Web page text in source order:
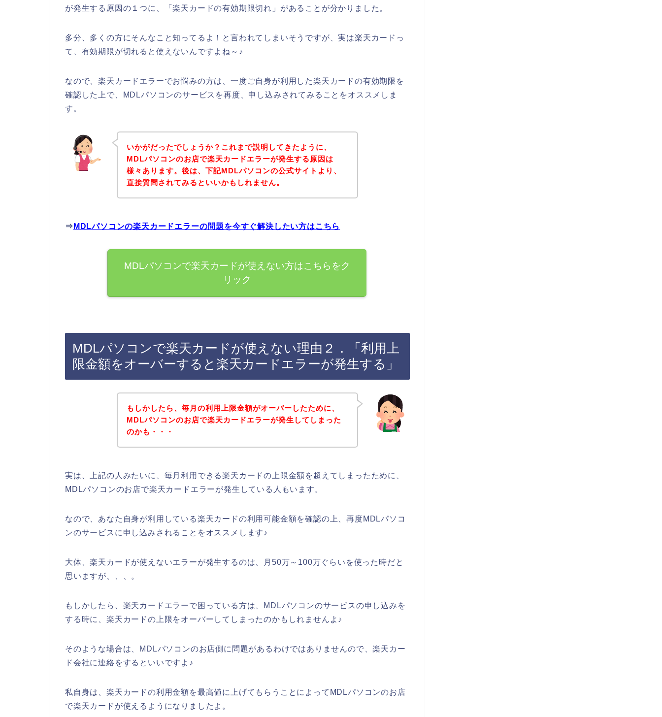
が発生する原因の１つに、「楽天カードの有効期限切れ」があることが分かりました。
多分、多くの方にそんなこと知ってるよ！と言われてしまいそうですが、実は楽天カードっ
て、有効期限が切れると使えないんですよね～♪
なので、楽天カードエラーでお悩みの方は、一度ご自身が利用した楽天カードの有効期限を
確認した上で、MDLパソコンのサービスを再度、申し込みされてみることをオススメしま
す。
いかがだったでしょうか？これまで説明してきたように、
MDLパソコンのお店で楽天カードエラーが発生する原因は
様々あります。後は、下記MDLパソコンの公式サイトより、
直接質問されてみるといいかもしれません。
⇒ MDLパソコンの楽天カードエラーの問題を今すぐ解決したい方はこちら
MDLパソコンで楽天カードが使えない方はこちらをク
リック
MDLパソコンで楽天カードが使えない理由２．「利用上
限金額をオーバーすると楽天カードエラーが発生する」
もしかしたら、毎月の利用上限金額がオーバーしたために、
MDLパソコンのお店で楽天カードエラーが発生してしまった
のかも・・・
実は、上記の人みたいに、毎月利用できる楽天カードの上限金額を超えてしまったために、
MDLパソコンのお店で楽天カードエラーが発生している人もいます。
なので、あなた自身が利用している楽天カードの利用可能金額を確認の上、再度MDLパソコ
ンのサービスに申し込みされることをオススメします♪
大体、楽天カードが使えないエラーが発生するのは、月50万～100万ぐらいを使った時だと
思いますが、、、。
もしかしたら、楽天カードエラーで困っている方は、MDLパソコンのサービスの申し込みを
する時に、楽天カードの上限をオーバーしてしまったのかもしれませんよ♪
そのような場合は、MDLパソコンのお店側に問題があるわけではありませんので、楽天カー
ド会社に連絡をするといいですよ♪
私自身は、楽天カードの利用金額を最高値に上げてもらうことによってMDLパソコンのお店
で楽天カードが使えるようになりましたよ。